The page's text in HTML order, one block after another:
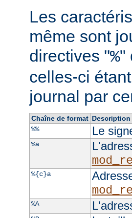
Les
même sont
directives "%"
celles-ci
journal par
Chaîne de format Description
%%
Le
%a
%{c}a
%A